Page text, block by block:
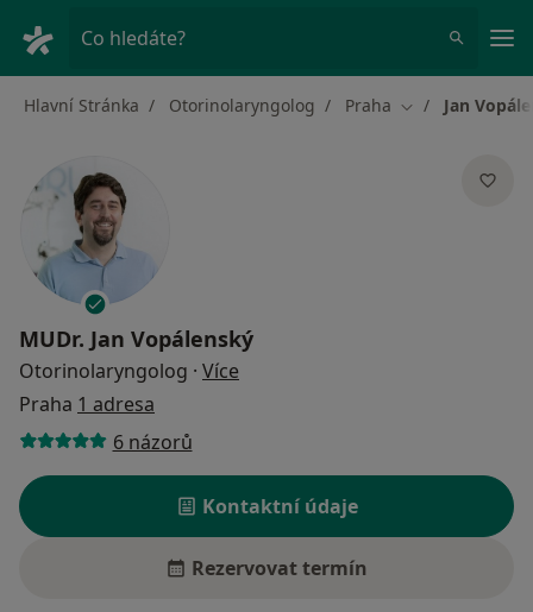
Co hledáte?
Hlavní Stránka Otorinolaryngolog Praha Změna města
Jan
MUDr. Jan Vopálenský
Otorinolaryngolog · Více
Praha 1 adresa
6 názorů
Kontaktní údaje
Rezervovat termín